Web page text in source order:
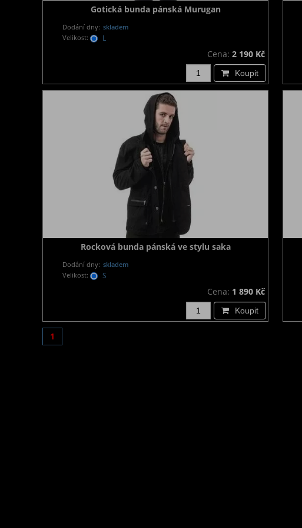
Gotická bunda pánská Murugan
Dodání dny: skladem
Velikost:
L
Cena: 2 190 Kč
Koupit
Rocková bunda pánská ve stylu saka
Dodání dny: skladem
Velikost:
S
Cena: 1 890 Kč
Koupit
1